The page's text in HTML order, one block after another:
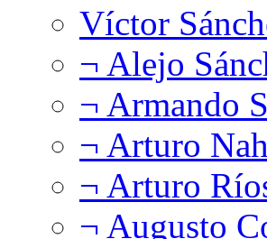
Víctor
¬ Alejo
¬ Armando
¬ Arturo
¬ Arturo
¬ Augusto